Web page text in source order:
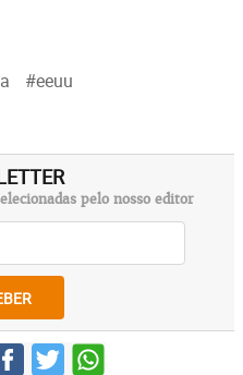
#eeuu
pelo nosso editor